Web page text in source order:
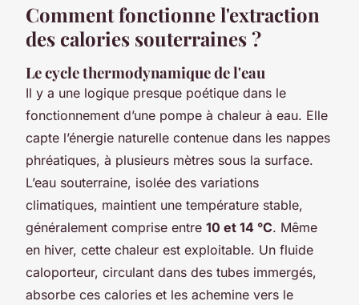
Comment fonctionne l'extraction
des calories souterraines ?
Le cycle thermodynamique de l'eau
Il y a une logique presque poétique dans le
fonctionnement d’une pompe à chaleur à eau. Elle
capte l’énergie naturelle contenue dans les nappes
phréatiques, à plusieurs mètres sous la surface.
L’eau souterraine, isolée des variations
climatiques, maintient une température stable,
généralement comprise entre 10 et 14 °C. Même
en hiver, cette chaleur est exploitable. Un fluide
caloporteur, circulant dans des tubes immergés,
absorbe ces calories et les achemine vers le